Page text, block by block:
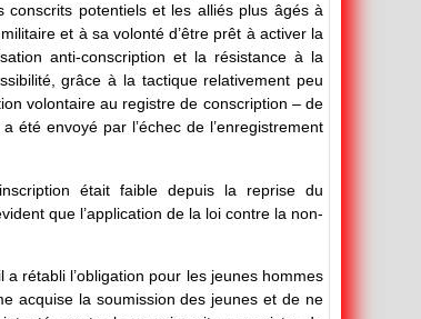
conscrits potentiels et les alliés plus âgés à
et à sa volonté d’être prêt à activer la
anti-conscription et la résistance à la
grâce à la tactique relativement peu
volontaire au registre de conscription – de
été envoyé par l’échec de l’enregistrement
était faible depuis la reprise du
que l’application de la loi contre la non-
rétabli l’obligation pour les jeunes hommes
acquise la soumission des jeunes et de ne